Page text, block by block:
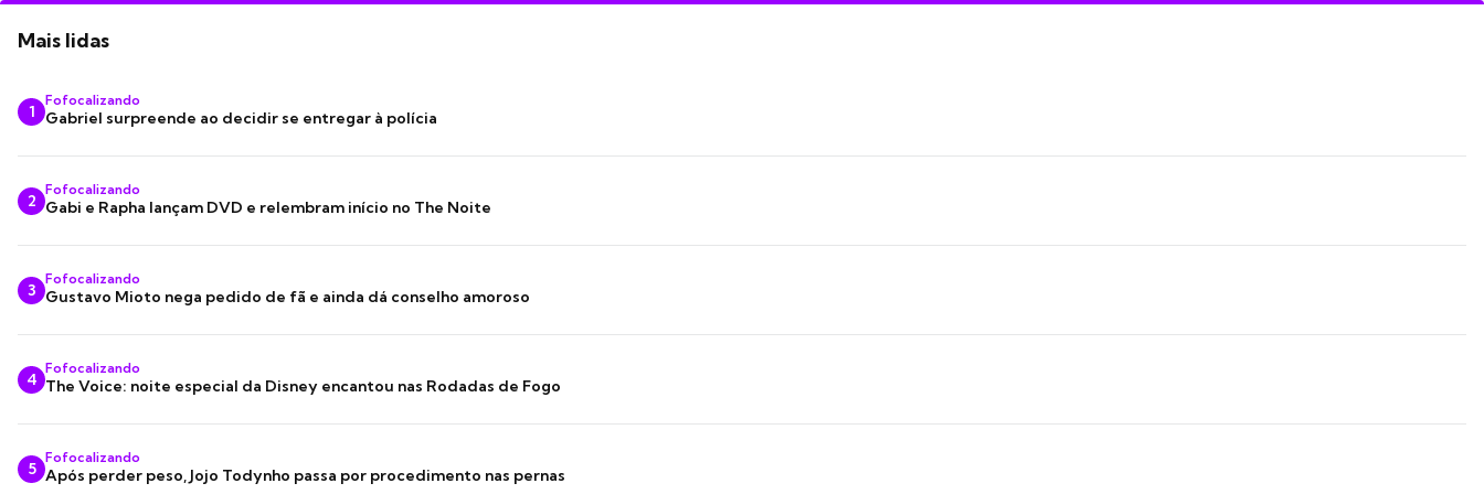
Mais lidas
1
Fofocalizando
Gabriel surpreende ao decidir se entregar à polícia
2
Fofocalizando
Gabi e Rapha lançam DVD e relembram início no The Noite
3
Fofocalizando
Gustavo Mioto nega pedido de fã e ainda dá conselho amoroso
4
Fofocalizando
The Voice: noite especial da Disney encantou nas Rodadas de Fogo
5
Fofocalizando
Após perder peso, Jojo Todynho passa por procedimento nas pernas